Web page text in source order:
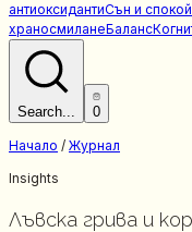
антиоксидантиСън и
храносмиланеБаланс
Search... 0
Начало / Журнал
Insights
Лъвска грива и